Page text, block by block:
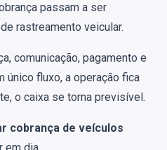
passam a ser
rastreamento veicular.
comunicação, pagamento e
único fluxo, a operação fica
o caixa se torna previsível.
cobrança de veículos